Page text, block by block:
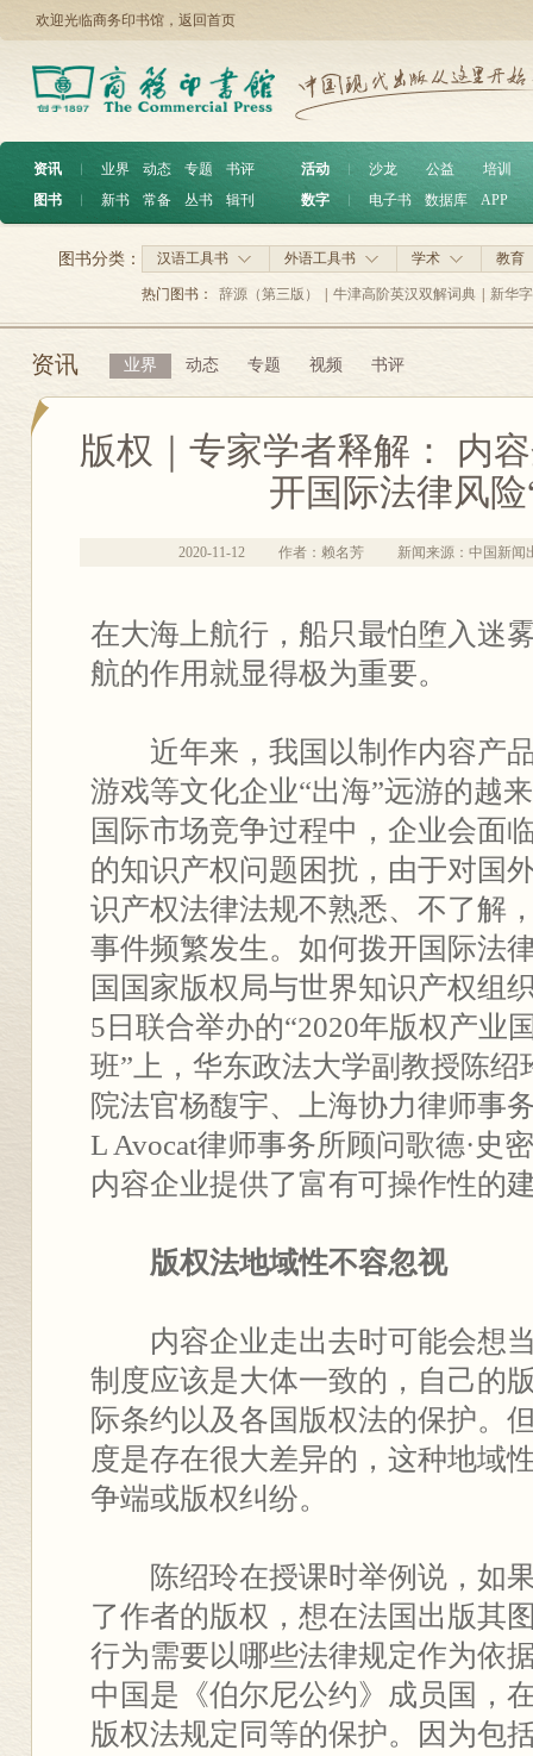
欢迎光临商务印书馆， 返回首页
资讯 ︱ 业界 动态 专题
书评
图书
︱ 新书 常备 丛书 辑刊
活动 沙龙 公益
培训
数字
电子书 数据库 APP
汉语工具书 外语工具书 学术 教育
图书分类：
热门图书： 辞源（第三版） 牛津高阶英汉双解词典 新华
资讯 业界 动态 专题 视频 书评
版权｜专家学者释解： 内
开国际法律风险
2020-11-12 作者：赖名芳 新闻来源：中国新闻
在大海上航行，船只最怕堕入迷
航的作用就显得极为重要。
近年来，我国以制作内容产品
游戏等文化企业“出海”远游的越
国际市场竞争过程中，企业会面
的知识产权问题困扰，由于对国
识产权法律法规不熟悉、不了解
事件频繁发生。如何拨开国际法
国国家版权局与世界知识产权组
5日联合举办的“2020年版权产业
班”上，华东政法大学副教授陈
院法官杨馥宇、上海协力律师事
L Avocat律师事务所顾问歌德·史
内容企业提供了富有可操作性的
版权法地域性不容忽视
内容企业走出去时可能会想当
制度应该是大体一致的，自己的
际条约以及各国版权法的保护。
度是存在很大差异的，这种地域
争端或版权纠纷。
陈绍玲在授课时举例说，如果
了作者的版权，想在法国出版其
行为需要以哪些法律规定作为依
中国是《伯尔尼公约》成员国，
版权法规定同等的保护。因为包